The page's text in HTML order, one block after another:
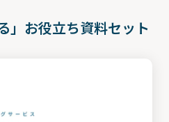
」お役立ち資料セット